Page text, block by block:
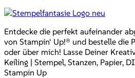
Entdecke die perfekt aufeinander
von Stampin‘ Up!® und bestelle die
oder über mich! Lasse Deiner
Keiling | Stempel, Stanzen, Papier,
Stampin Up